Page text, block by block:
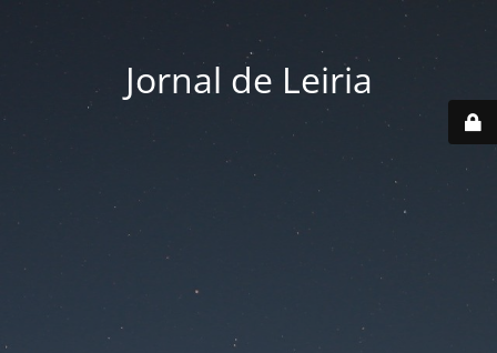
Jornal de Leiria